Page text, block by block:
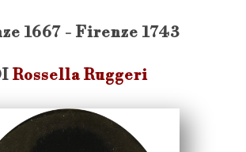
1667 - Firenze 1743
Rossella Ruggeri